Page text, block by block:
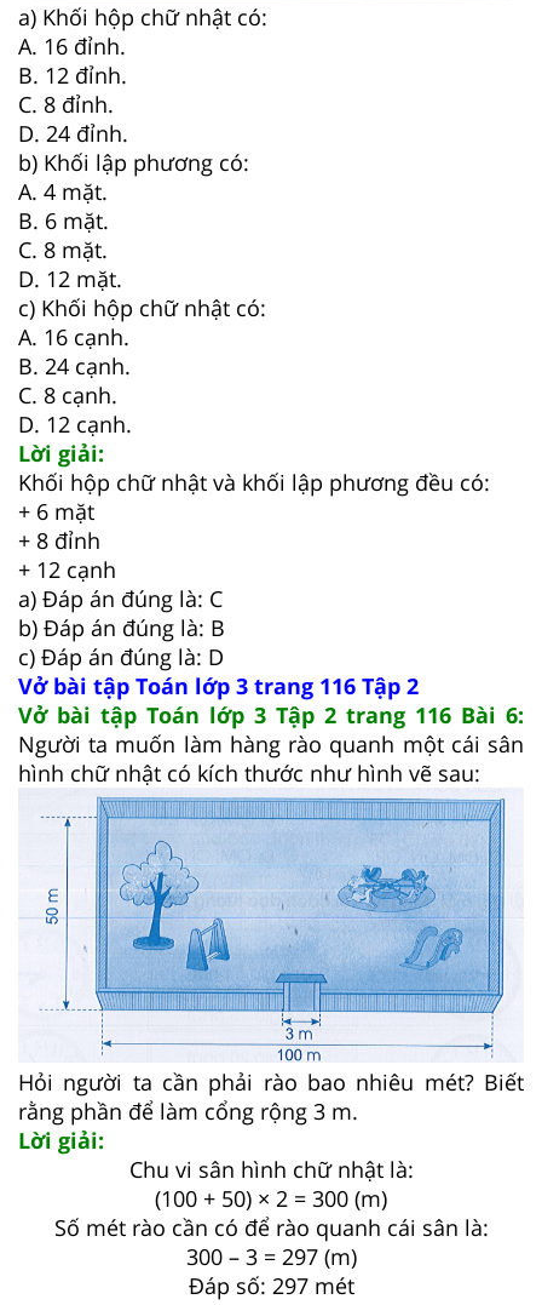
a) Khối hộp chữ nhật có:
A. 16 đỉnh.
B. 12 đỉnh.
C. 8 đỉnh.
D. 24 đỉnh.
b) Khối lập phương có:
A. 4 mặt.
B. 6 mặt.
C. 8 mặt.
D. 12 mặt.
c) Khối hộp chữ nhật có:
A. 16 cạnh.
B. 24 cạnh.
C. 8 cạnh.
D. 12 cạnh.
Lời giải:
Khối hộp chữ nhật và khối lập phương đều có:
+ 6 mặt
+ 8 đỉnh
+ 12 cạnh
a) Đáp án đúng là: C
b) Đáp án đúng là: B
c) Đáp án đúng là: D
Vở bài tập Toán lớp 3 trang 116 Tập 2
Vở bài tập Toán lớp 3 Tập 2 trang 116 Bài 6:
Người ta muốn làm hàng rào quanh một cái sân
hình chữ nhật có kích thước như hình vẽ sau:
Hỏi người ta cần phải rào bao nhiêu mét? Biết
rằng phần để làm cổng rộng 3 m.
Lời giải:
Chu vi sân hình chữ nhật là:
(100 + 50) × 2 = 300 (m)
Số mét rào cần có để rào quanh cái sân là:
300 – 3 = 297 (m)
Đáp số: 297 mét